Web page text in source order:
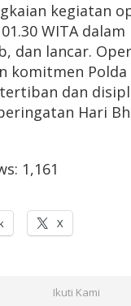
kegiatan
WITA dalam
dan lancar.
komitmen Polda
dan
Hari
1,161
X
Ikuti Kami